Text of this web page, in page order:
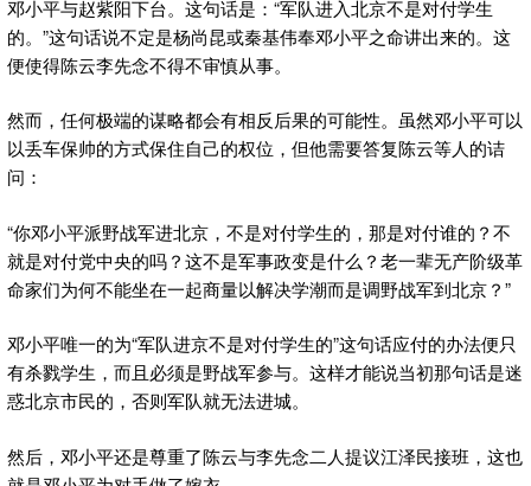
邓小平与赵紫阳下台。这句话是：“军队进入北京不是对付学生
的。”这句话说不定是杨尚昆或秦基伟奉邓小平之命讲出来的。这
便使得陈云李先念不得不审慎从事。
然而，任何极端的谋略都会有相反后果的可能性。虽然邓小平可以
以丢车保帅的方式保住自己的权位，但他需要答复陈云等人的诘
问：
“你邓小平派野战军进北京，不是对付学生的，那是对付谁的？不
就是对付党中央的吗？这不是军事政变是什么？老一辈无产阶级革
命家们为何不能坐在一起商量以解决学潮而是调野战军到北京？”
邓小平唯一的为“军队进京不是对付学生的”这句话应付的办法便只
有杀戮学生，而且必须是野战军参与。这样才能说当初那句话是迷
惑北京市民的，否则军队就无法进城。
然后，邓小平还是尊重了陈云与李先念二人提议江泽民接班，这也